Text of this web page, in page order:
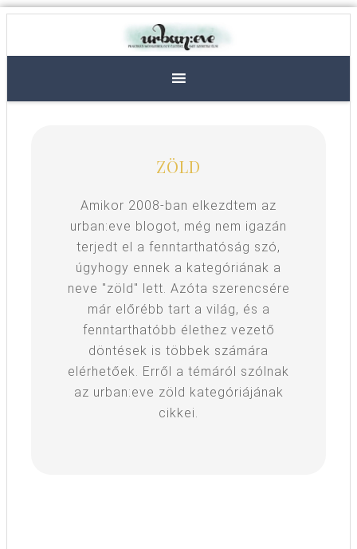
ZÖLD
Amikor 2008-ban elkezdtem az
urban:eve blogot, még nem igazán
terjedt el a fenntarthatóság szó,
úgyhogy ennek a kategóriának a
neve "zöld" lett. Azóta szerencsére
már előrébb tart a világ, és a
fenntarthatóbb élethez vezető
döntések is többek számára
elérhetőek. Erről a témáról szólnak
az urban:eve zöld kategóriájának
cikkei.